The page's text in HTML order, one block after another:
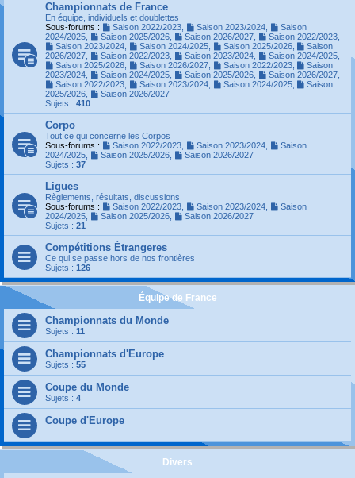
Championnats de France
En équipe, individuels et doublettes
Sous-forums :
Saison 2022/2023, Saison 2023/2024,
Saison
2024/2025
Saison 2025/2026, Saison 2026/2027, Saison 2022/2023,
Saison 2023/2024, Saison 2024/2025, Saison 2025/2026,
Saison
2026/2027
Saison 2022/2023, Saison 2023/2024, Saison 2024/2025,
Saison 2025/2026, Saison 2026/2027, Saison 2022/2023,
Saison
2023/2024
Saison 2024/2025, Saison 2025/2026, Saison 2026/2027,
Saison 2022/2023, Saison 2023/2024, Saison 2024/2025,
Saison
2025/2026
Saison 2026/2027
Sujets : 410
Corpo
Tout ce qui concerne les Corpos
Sous-forums :
Saison 2022/2023, Saison 2023/2024,
Saison
2024/2025
Saison 2025/2026,
Saison 2026/2027
Sujets : 37
Ligues
Règlements, résultats, discussions
Sous-forums :
Saison 2022/2023, Saison 2023/2024,
Saison
2024/2025
Saison 2025/2026,
Saison 2026/2027
Sujets : 21
Compétitions Étrangeres
Ce qui se passe hors de nos frontières
Sujets : 126
Équipe de France
Championnats du Monde
Sujets : 11
Championnats d'Europe
Sujets : 55
Coupe du Monde
Sujets : 4
Coupe d'Europe
Divers